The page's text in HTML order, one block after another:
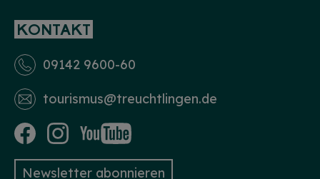
KONTAKT
09142 9600-60
tourismus­@treuchtlingen.de
Newsletter abonnieren